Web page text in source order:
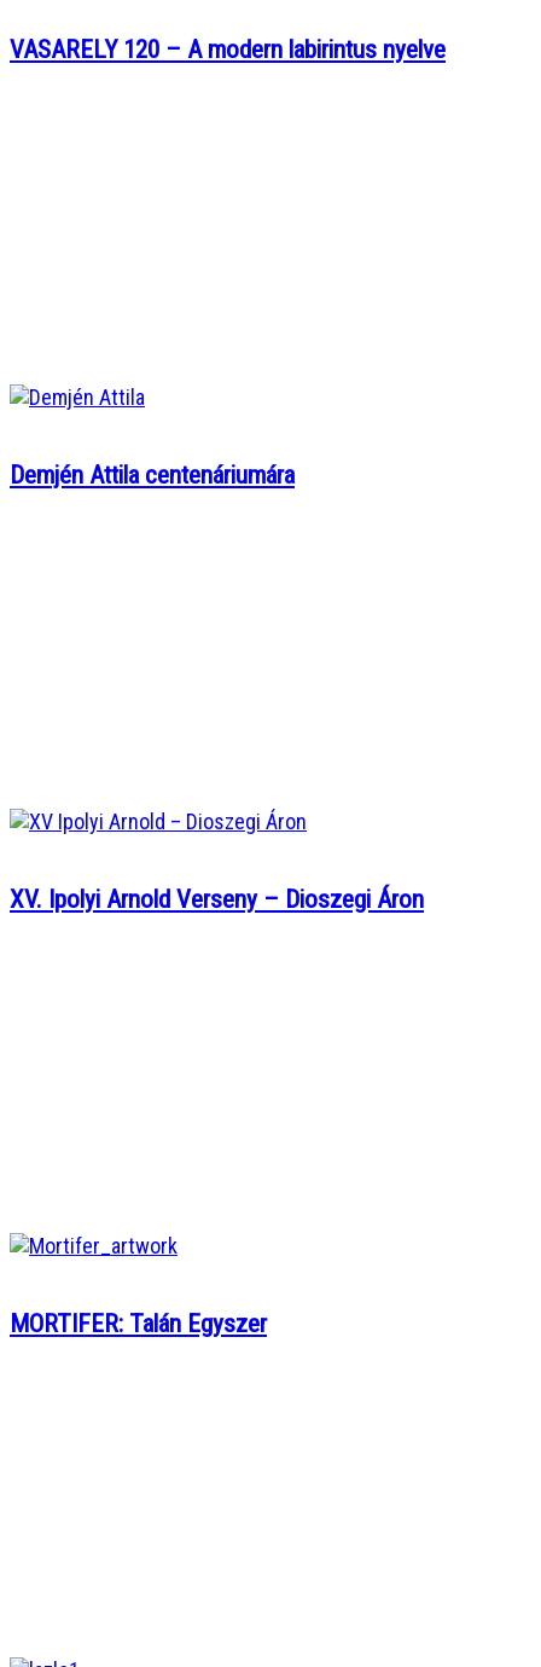
VASARELY 120 – A modern labirintus nyelve
Demjén Attila centenáriumára
XV. Ipolyi Arnold Verseny – Dioszegi Áron
MORTIFER: Talán Egyszer